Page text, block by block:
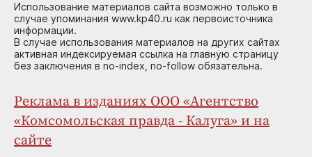
Использование материалов сайта возможно только в
случае упоминания www.kp40.ru как первоисточника
информации.
В случае использования материалов на других сайтах
активная индексируемая ссылка на главную страницу
без заключения в no-index, no-follow обязательна.
Реклама в изданиях ООО «Агентство
«Комсомольская правда - Калуга» и на
сайте